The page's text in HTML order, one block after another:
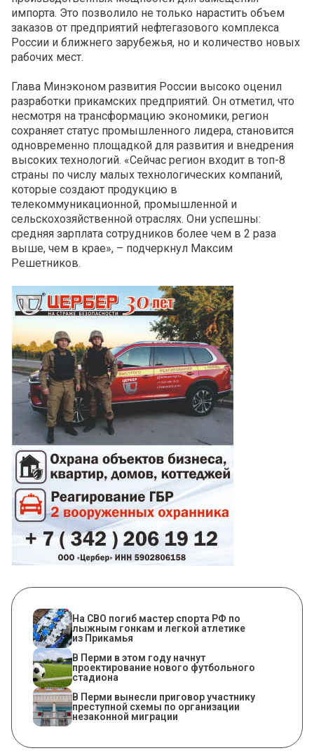
импорта. Это позволило не только нарастить объем
заказов от предприятий нефтегазового комплекса
России и ближнего зарубежья, но и количество новых
рабочих мест.
Глава Минэконом развития России высоко оценил
разработки прикамских предприятий. Он отметил, что
несмотря на трансформацию экономики, регион
сохраняет статус промышленного лидера, становится
одновременно площадкой для развития и внедрения
высоких технологий. «Сейчас регион входит в топ-8
страны по числу малых технологических компаний,
которые создают продукцию в
телекоммуникационной, промышленной и
сельскохозяйственной отраслях. Они успешны:
средняя зарплата сотрудников более чем в 2 раза
выше, чем в крае», – подчеркнул Максим
Решетников.
На СВО погиб мастер спорта РФ по
лыжным гонкам и легкой атлетике
из Прикамья
В Перми в этом году начнут
проектирование нового футбольного
стадиона
В Перми вынесли приговор участнику
преступной схемы по организации
незаконной миграции